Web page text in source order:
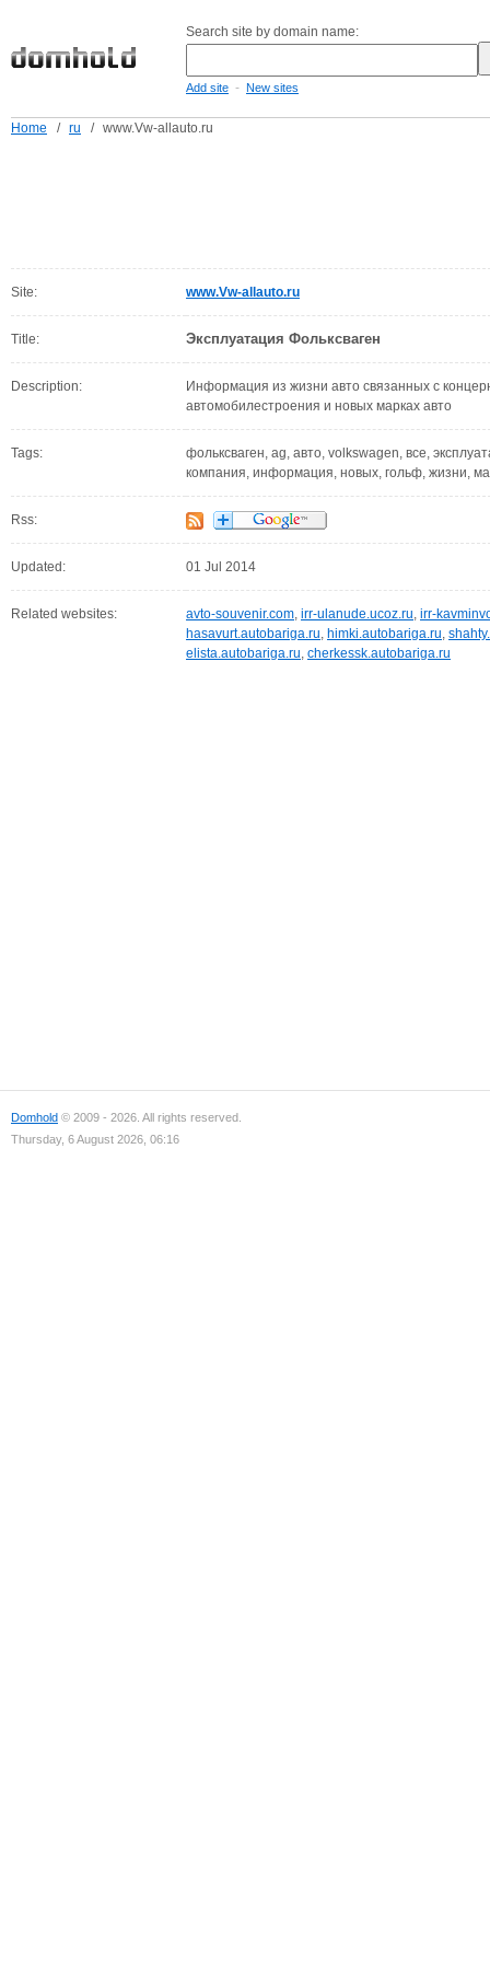
Search site by domain name:
Add site - New sites
Home / ru / www.Vw-allauto.ru
Site: www.Vw-allauto.ru
Title: Эксплуатация Фольксваген
Description:
Информация из жизни авто связанных с
автомобилестроения и новых марках авто
Tags:
фольксваген, ag, авто, volkswagen, все,
компания, информация, новых, гольф, жизни,
Rss:
Updated: 01 Jul 2014
Related websites: avto-souvenir.com, irr-ulanude.ucoz.ru, irr-
hasavurt.autobariga.ru, himki.autobariga.ru,
elista.autobariga.ru, cherkessk.autobariga.ru
Domhold © 2009 - 2026. All rights reserved.
Thursday, 6 August 2026, 06:16